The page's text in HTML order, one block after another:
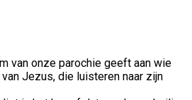
van onze parochie geeft aan wie
Jezus, die luisteren naar zijn